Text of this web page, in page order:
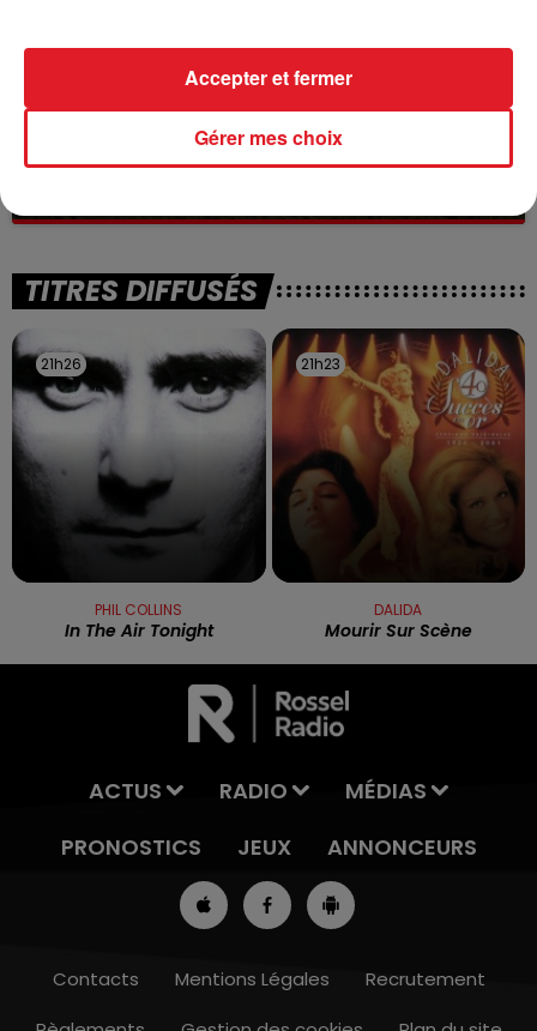
WINGLES: UN JEUNE PERD LA VIE, NOYÉ À
La victime a coulé à pic
TITRES DIFFUSÉS
21h26
21h26
PHIL COLLINS
In The Air Tonight
21h23
21h23
DALIDA
Mourir Sur Scène
ACTUS RADIO
MÉDIAS
PRONOSTICS
JEUX ANNONCEURS
Contacts Mentions Légales
Recrutement
Gérer mes choix
Accepter et fermer